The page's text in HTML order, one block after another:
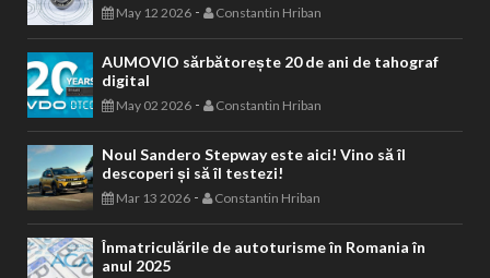
May 12 2026 - Constantin Hriban
AUMOVIO sărbătorește 20 de ani de tahograf
digital
May 02 2026 - Constantin Hriban
Noul Sandero Stepway este aici! Vino să îl
descoperi și să îl testezi!
Mar 13 2026 - Constantin Hriban
Înmatriculările de autoturisme în Romania în
anul 2025